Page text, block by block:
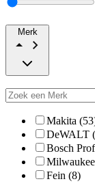
Merk
Makita
DeWALT
Bosch
Fein (8)